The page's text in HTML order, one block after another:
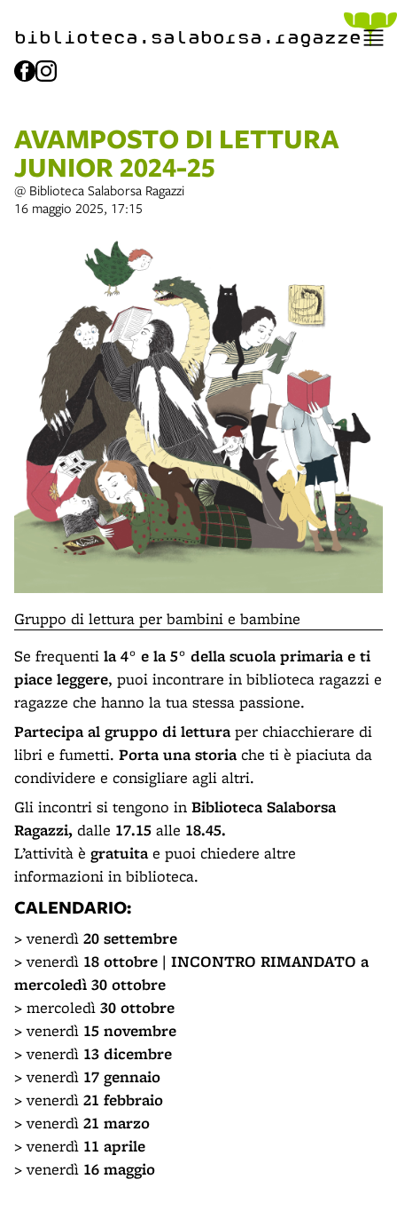
biblioteca.​salaborsa.ragazze
AVAMPOSTO DI LETTURA
JUNIOR 2024-25
@ Biblioteca Salaborsa Ragazzi
16 maggio 2025, 17:15
Gruppo di lettura per bambini e bambine
Se frequenti la 4° e la 5° della scuola primaria e ti
piace leggere, puoi incontrare in biblioteca ragazzi e
ragazze che hanno la tua stessa passione.
Partecipa al gruppo di letturaper chiacchierare di
libri e fumetti. Porta una storiache ti è piaciuta da
condividere e consigliare agli altri.
Gli incontri si tengono in Biblioteca Salaborsa
Ragazzi, dalle 17.15 alle 18.45.
L’attività è gratuitae puoi chiedere altre
informazioni in biblioteca.
CALENDARIO:
> venerdì 20 settembre
> venerdì 18 ottobre | INCONTRO RIMANDATO a
mercoledì 30 ottobre
> mercoledì 30 ottobre
> venerdì 15 novembre
> venerdì 13 dicembre
> venerdì 17 gennaio
> venerdì 21 febbraio
> venerdì 21 marzo
> venerdì 11 aprile
> venerdì 16 maggio